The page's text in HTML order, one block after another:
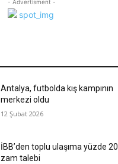
- Advertisment -
Antalya, futbolda kış kampının
merkezi oldu
12 Şubat 2026
İBB’den toplu ulaşıma yüzde 20
zam talebi